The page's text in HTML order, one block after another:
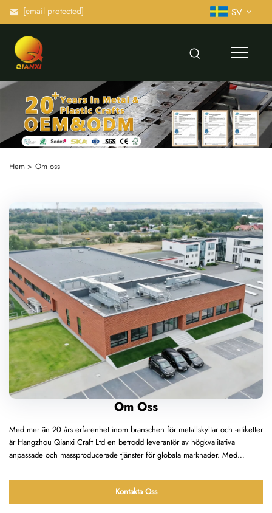
[email protected] SV
Hem > Om oss
Om Oss
Med mer än 20 års erfarenhet inom branschen för metallskyltar och -etiketter
är Hangzhou Qianxi Craft Ltd en betrodd leverantör av högkvalitativa
anpassade och massproducerade tjänster för globala marknader. Med
logistikcentrum utnyttjar vi en mogen leveranskedja och bekväm
gränsöverskridande logistik för effektiv global leverans.
Vi verkar inom bearbetning av metallprodukter och fokuserar på tre
Kontakta Oss